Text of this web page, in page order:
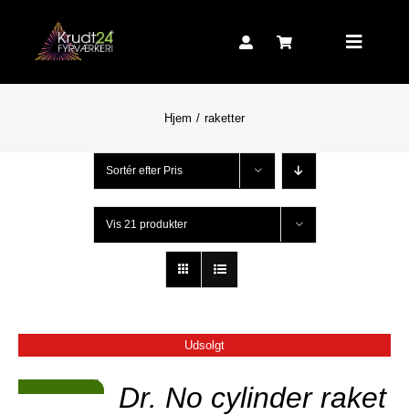
content
Toggle
Hjem raketter
Sortér efter Pris
Vis 21 produkter
Udsolgt
Dr. No cylinder raket